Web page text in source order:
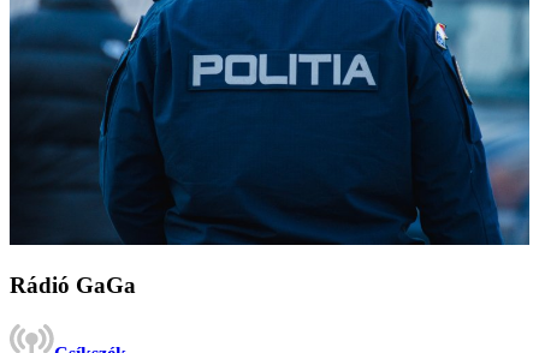
Rádió GaGa